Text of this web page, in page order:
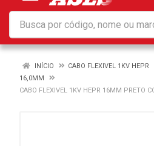
INÍCIO
CABO FLEXIVEL 1KV HEPR
16,0MM
CABO FLEXIVEL 1KV HEPR 16MM PRETO